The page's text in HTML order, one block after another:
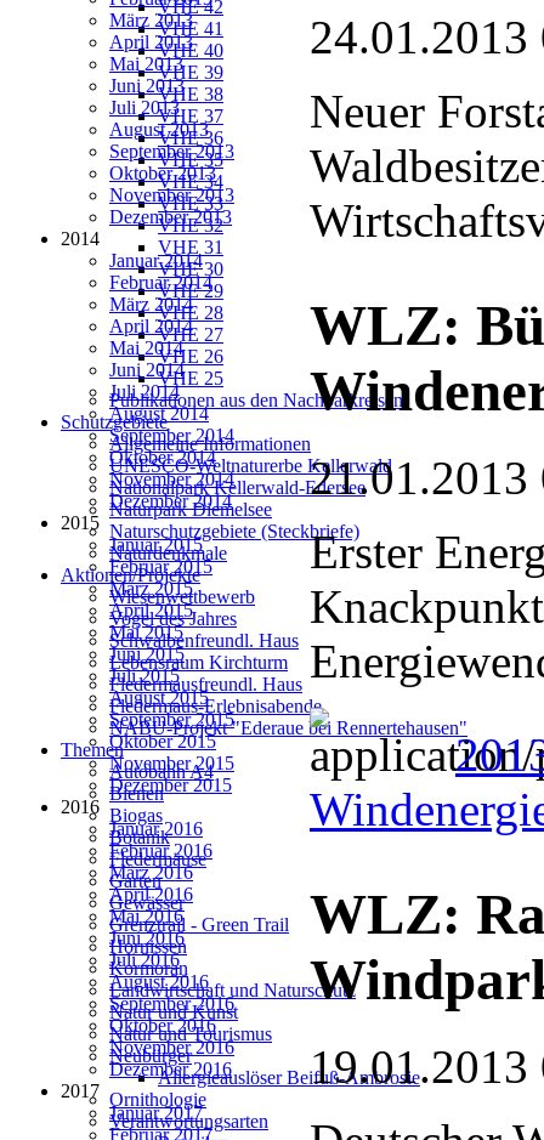
VHE 42
VHE 41
VHE 40
VHE 39
VHE 38
VHE 37
VHE 36
VHE 35
VHE 34
VHE 33
VHE 32
VHE 31
VHE 30
VHE 29
VHE 28
VHE 27
VHE 26
VHE 25
Publikationen aus den Nachbarkreisen
Schutzgebiete
Allgemeine Informationen
UNESCO-Weltnaturerbe Kellerwald
Nationalpark Kellerwald-Edersee
Naturpark Diemelsee
Naturschutzgebiete (Steckbriefe)
Naturdenkmale
Aktionen/Projekte
Wiesenwettbewerb
Vogel des Jahres
Schwalbenfreundl. Haus
Lebensraum Kirchturm
Fledermausfreundl. Haus
Fledermaus-Erlebnisabende
NABU-Projekt "Ederaue bei Rennertehausen"
Themen
Autobahn A4
Bienen
Biogas
Botanik
Fledermäuse
Garten
Gewässer
Grenztrail - Green Trail
Hornissen
Kormoran
Landwirtschaft und Naturschutz
Natur und Kunst
Natur und Tourismus
Neubürger
Allergieauslöser Beifuß-Ambrosie
Ornithologie
Verantwortungsarten
März 2013
April 2013
Mai 2013
Juni 2013
Juli 2013
August 2013
September 2013
Oktober 2013
November 2013
Dezember 2013
2014
Januar 2014
Februar 2014
März 2014
April 2014
Mai 2014
Juni 2014
Juli 2014
August 2014
September 2014
Oktober 2014
November 2014
Dezember 2014
2015
Januar 2015
Februar 2015
März 2015
April 2015
Mai 2015
Juni 2015
Juli 2015
August 2015
September 2015
Oktober 2015
November 2015
Dezember 2015
2016
Januar 2016
Februar 2016
März 2016
April 2016
Mai 2016
Juni 2016
Juli 2016
August 2016
September 2016
Oktober 2016
November 2016
Dezember 2016
2017
Januar 2017
Februar 2017
24.01.2013
Neuer
WLZ:
21.01.2013
Erster
WLZ:
19.01.2013